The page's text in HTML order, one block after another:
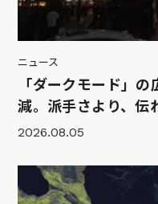
ニュース
「ダークモード」
減。派手さより、伝
2026.08.05